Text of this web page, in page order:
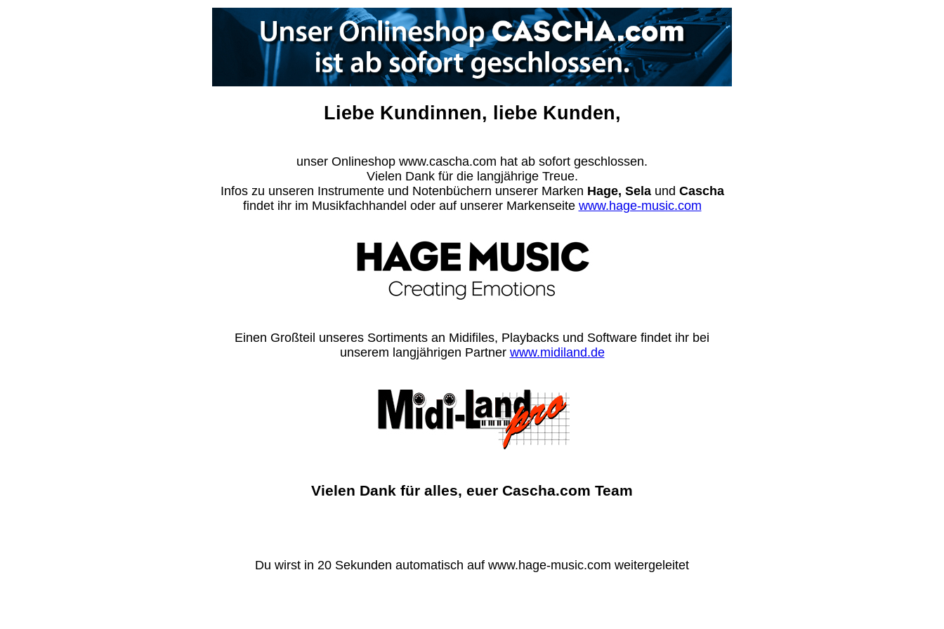
Liebe Kundinnen, liebe Kunden,
unser Onlineshop www.cascha.com hat ab sofort geschlossen.
Vielen Dank für die langjährige Treue.
Infos zu unseren Instrumente und Notenbüchern unserer Marken Hage, Selaund Cascha
findet ihr im Musikfachhandel oder auf unserer Markenseite www.hage-music.com
Einen Großteil unseres Sortiments an Midifiles, Playbacks und Software findet ihr bei
unserem langjährigen Partner www.midiland.de
Vielen Dank für alles, euer Cascha.com Team
Du wirst in 20 Sekunden automatisch auf www.hage-music.com weitergeleitet